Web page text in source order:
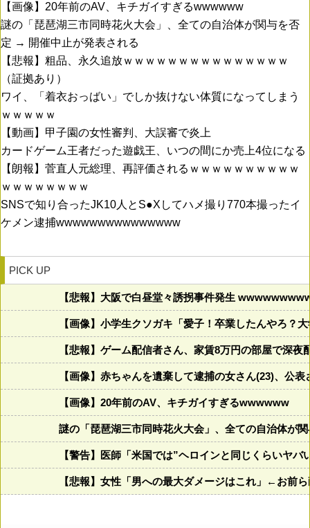
【画像】20年前のAV、キチガイすぎるwwwwww
謎の「琵琶湖三市同時花火大会」、全ての自治体が関与を否
定 → 開催中止が発表される
【悲報】粗品、永久追放ｗｗｗｗｗｗｗｗｗｗｗｗｗｗｗ
（証拠あり）
ワイ、「着衣おっばい」でしか抜けない体質になってしまう
ｗｗｗｗｗ
【動画】甲子園の女性審判、大誤審で炎上
カードゲーム王者だった遊戯王、いつの間にか売上4位になる
【朗報】菅直人元総理、再評価されるｗｗｗｗｗｗｗｗｗｗ
ｗｗｗｗｗｗｗｗ
SNSで知り合ったJK10人とS●Xしてハメ撮り770本撮ったイ
ケメン逮捕wwwwwwwwwwwwwww
PICK UP
【悲報】大阪で白昼堂々誘拐事件発生
【画像】小学生クソガキ「愛子！卒業したんやろ
【悲報】ゲーム配信者さん、家賃8万円の部屋で深
【画像】赤ちゃんを遺棄して逮捕の女さん(23)、公
【画像】20年前のAV、キチガイすぎるwwwwww
謎の「琵琶湖三市同時花火大会」、全ての自治体が
【警告】医師「米国では”ヘロインと同じくらいヤ
【悲報】女性「男への最大ダメージはこれ」←お前